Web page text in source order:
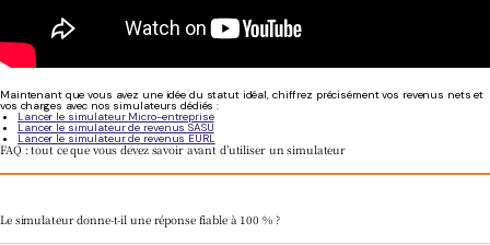
Maintenant que vous avez une idée du statut idéal, chiffrez précisément vos revenus nets et
vos charges avec nos simulateurs dédiés :
Lancer le simulateur Micro-entreprise
Lancer le simulateur de revenus SASU
Lancer le simulateur de revenus EURL
FAQ : tout ce que vous devez savoir avant d’utiliser un simulateur
Le simulateur donne-t-il une réponse fiable à 100 % ?